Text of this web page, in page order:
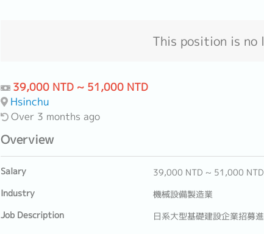
This position is no
39,000 NTD ~ 51,000 NTD
Hsinchu
Over 3 months ago
Overview
Salary
39,000 NTD ~ 51,000 NTD
Industry
機械設備製造業
Job Description
日系大型基礎建設企業招募